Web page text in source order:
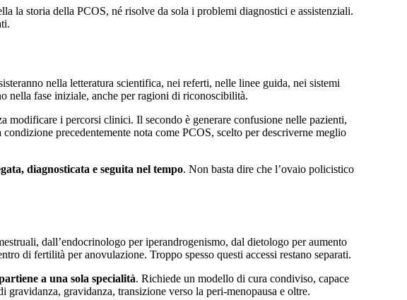
la storia della PCOS, né risolve da sola i problemi diagnostici e assistenziali.
nella letteratura scientifica, nei referti, nelle linee guida, nei sistemi
nella fase iniziale, anche per ragioni di riconoscibilità.
modificare i percorsi clinici. Il secondo è generare confusione nelle pazienti,
precedentemente nota come PCOS, scelto per descriverne meglio
diagnosticata e seguita nel tempo. Non basta dire che l’ovaio policistico
dall’endocrinologo per iperandrogenismo, dal dietologo per aumento
di fertilità per anovulazione. Troppo spesso questi accessi restano separati.
a una sola specialità. Richiede un modello di cura condiviso, capace
gravidanza, transizione verso la peri-menopausa e oltre.